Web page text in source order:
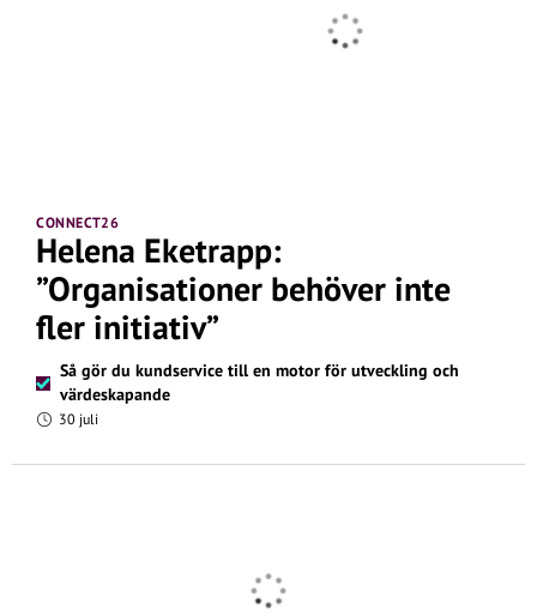
CONNECT26
Helena Eketrapp:
”Organisationer behöver inte
fler initiativ”
Så gör du kundservice till en motor för utveckling och
värdeskapande
30 juli